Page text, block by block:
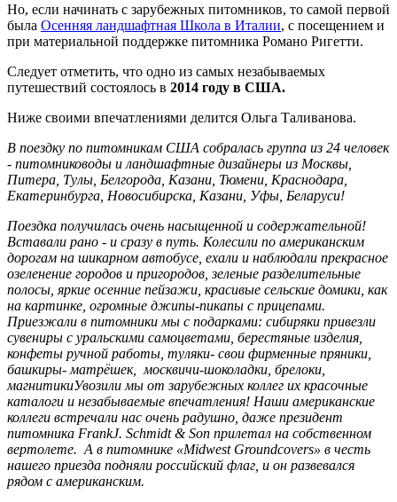
Но, если начинать с зарубежных питомников, то самой первой
была Осенняя ландшафтная Школа в Италии, с посещением и
при материальной поддержке питомника Романо Ригетти.
Следует отметить, что одно из самых незабываемых
путешествий состоялось в 2014 году в США.
Ниже своими впечатлениями делится Ольга Таливанова.
В поездку по питомникам США собралась группа из 24 человек
- питомниководы и ландшафтные дизайнеры из Москвы,
Питера, Тулы, Белгорода, Казани, Тюмени, Краснодара,
Екатеринбурга, Новосибирска, Казани, Уфы, Беларуси!
Поездка получилась очень насыщенной и содержательной!
Вставали рано - и сразу в путь. Колесили по американским
дорогам на шикарном автобусе, ехали и наблюдали прекрасное
озеленение городов и пригородов, зеленые разделительные
полосы, яркие осенние пейзажи, красивые сельские домики, как
на картинке, огромные джипы-пикапы с прицепами.
Приезжали в питомники мы с подарками: сибиряки привезли
сувениры с уральскими самоцветами, берестяные изделия,
конфеты ручной работы, туляки- свои фирменные пряники,
башкиры- матрёшек, москвичи-шоколадки, брелоки,
магнитикиУвозили мы от зарубежных коллег их красочные
каталоги и незабываемые впечатления! Наши американские
коллеги встречали нас очень радушно, даже президент
питомника FrankJ. Schmidt & Son прилетал на собственном
вертолете. А в питомнике «Midwest Groundcovers» в честь
нашего приезда подняли российский флаг, и он развевался
рядом с американским.